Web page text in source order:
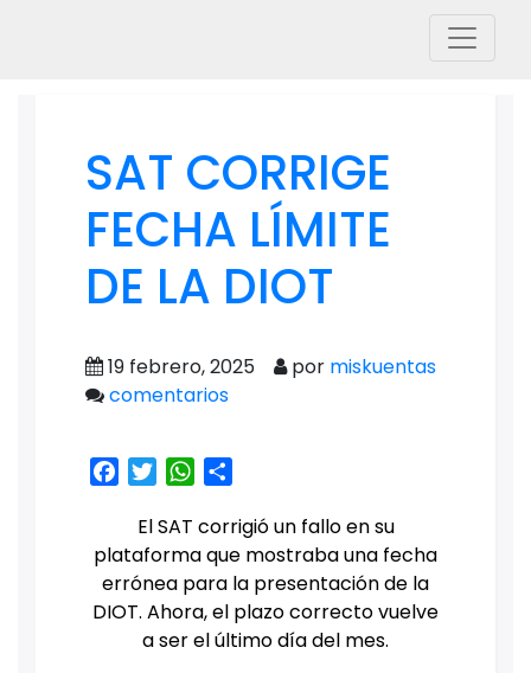
SAT CORRIGE
FECHA LÍMITE
DE LA DIOT
19 febrero, 2025 por miskuentas
comentarios
Facebook
TwitterWhatsApp
El SAT corrigió un fallo en su
plataforma que mostraba una fecha
errónea para la presentación de la
DIOT. Ahora, el plazo correcto vuelve
a ser el último día del mes.